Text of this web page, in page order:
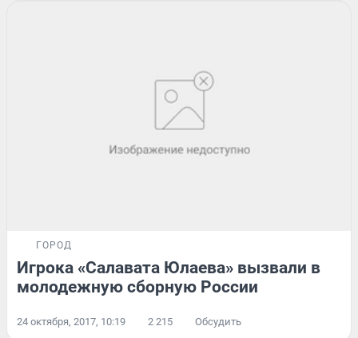
ГОРОД
Игрока «Салавата Юлаева» вызвали в
молодежную сборную России
24 октября, 2017, 10:19 2 215 Обсудить